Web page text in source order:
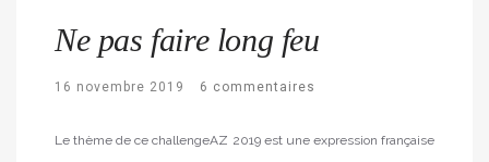
Ne pas faire long feu
16 novembre 2019 6 commentaires
Le thème de ce challengeAZ 2019 est une expression française